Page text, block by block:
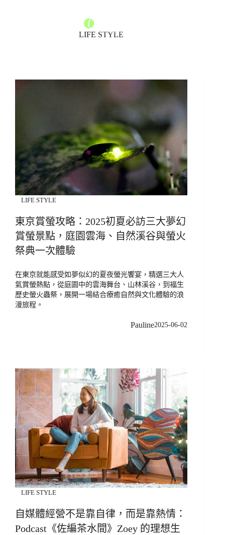
LIFE STYLE
LIFE STYLE
東京賞螢攻略：2025初夏必訪三大夢幻
賞螢景點，庭園雲海、自然溪谷與螢火
祭典一次體驗
在東京就能感受如夢似幻的夏夜螢光饗宴，精選三大人
氣賞螢熱點，從庭園中的雲海舞台、山林溪谷，到福生
歷史螢火蟲祭，展開一場結合療癒自然與文化體驗的浪
漫旅程。
Pauline2025-06-02
LIFE STYLE
自媒體經營不是靠自律，而是靠熱情：
Podcast《佐編茶水間》Zoey 的理想生